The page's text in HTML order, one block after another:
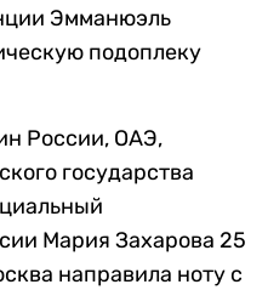
Эмманюэль
подоплеку
России, ОАЭ,
государства
Мария Захарова 25
направила ноту с